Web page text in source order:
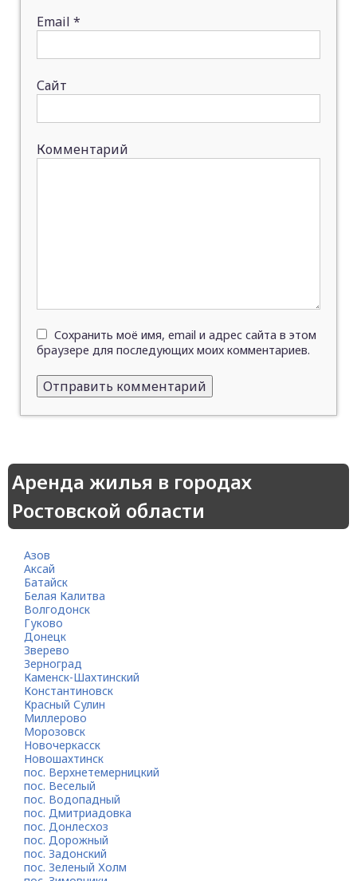
Email *
Сайт
Комментарий
Сохранить моё имя, email и адрес сайта в этом
браузере для последующих моих комментариев.
Аренда жилья в городах
Ростовской области
Азов
Аксай
Батайск
Белая Калитва
Волгодонск
Гуково
Донецк
Зверево
Зерноград
Каменск-Шахтинский
Константиновск
Красный Сулин
Миллерово
Морозовск
Новочеркасск
Новошахтинск
пос. Верхнетемерницкий
пос. Веселый
пос. Водопадный
пос. Дмитриадовка
пос. Донлесхоз
пос. Дорожный
пос. Задонский
пос. Зеленый Холм